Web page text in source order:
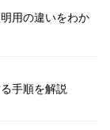
用の違いをわか
る手順を解説